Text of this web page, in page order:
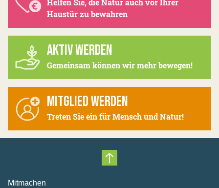
Helfen Sie, die Natur auch vor Ihrer
Haustür zu bewahren
AKTIV WERDEN
Gemeinsam können wir mehr bewegen!
MITGLIED WERDEN
Treten Sie ein für Mensch und Natur!
Nach oben scrollen
Mitmachen